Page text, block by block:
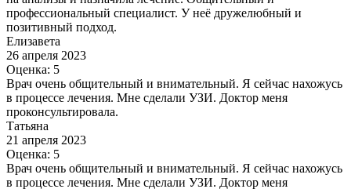
профессиональный специалист. У неё дружелюбный и
позитивный подход.
Елизавета
26 апреля 2023
Оценка: 5
Врач очень общительный и внимательный. Я сейчас нахожусь
в процессе лечения. Мне сделали УЗИ. Доктор меня
проконсультировала.
Татьяна
21 апреля 2023
Оценка: 5
Врач очень общительный и внимательный. Я сейчас нахожусь
в процессе лечения. Мне сделали УЗИ. Доктор меня